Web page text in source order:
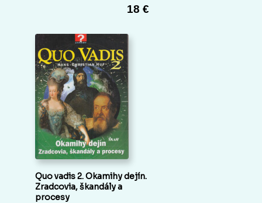
18 €
Quo vadis 2. Okamihy dejín.
Zradcovia, škandály a
procesy